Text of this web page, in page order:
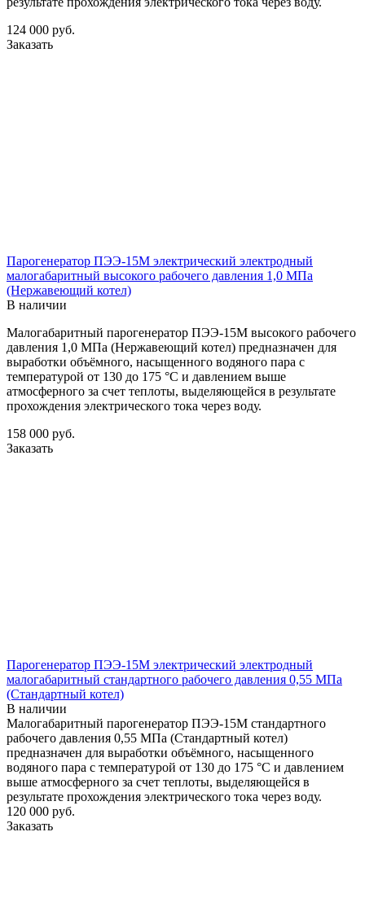
124 000 руб.
Заказать
Парогенератор ПЭЭ-15М электрический электродный
малогабаритный высокого рабочего давления 1,0 МПа
(Нержавеющий котел)
В наличии
Малогабаритный парогенератор ПЭЭ-15М высокого рабочего
давления 1,0 МПа (Нержавеющий котел) предназначен для
выработки объёмного, насыщенного водяного пара с
температурой от 130 до 175 °С и давлением выше
атмосферного за счет теплоты, выделяющейся в результате
прохождения электрического тока через воду.
158 000 руб.
Заказать
Парогенератор ПЭЭ-15М электрический электродный
малогабаритный стандартного рабочего давления 0,55 МПа
(Стандартный котел)
В наличии
Малогабаритный парогенератор ПЭЭ-15М стандартного
рабочего давления 0,55 МПа (Стандартный котел)
предназначен для выработки объёмного, насыщенного
водяного пара с температурой от 130 до 175 °С и давлением
выше атмосферного за счет теплоты, выделяющейся в
результате прохождения электрического тока через воду.
120 000 руб.
Заказать